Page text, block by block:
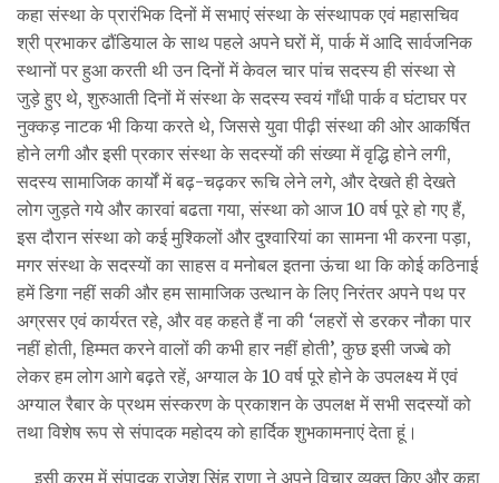
कहा संस्था के प्रारंभिक दिनों में सभाएं संस्था के संस्थापक एवं महासचिव
श्री प्रभाकर ढौंडियाल के साथ पहले अपने घरों में, पार्क में आदि सार्वजनिक
स्थानों पर हुआ करती थी उन दिनों में केवल चार पांच सदस्य ही संस्था से
जुड़े हुए थे, शुरुआती दिनों में संस्था के सदस्य स्वयं गाँधी पार्क व घंटाघर पर
नुक्कड़ नाटक भी किया करते थे, जिससे युवा पीढ़ी संस्था की ओर आकर्षित
होने लगी और इसी प्रकार संस्था के सदस्यों की संख्या में वृद्धि होने लगी,
सदस्य सामाजिक कार्यों में बढ़-चढ़कर रूचि लेने लगे, और देखते ही देखते
लोग जुड़ते गये और कारवां बढता गया, संस्था को आज 10 वर्ष पूरे हो गए हैं,
इस दौरान संस्था को कई मुश्किलों और दुश्वारियां का सामना भी करना पड़ा,
मगर संस्था के सदस्यों का साहस व मनोबल इतना ऊंचा था कि कोई कठिनाई
हमें डिगा नहीं सकी और हम सामाजिक उत्थान के लिए निरंतर अपने पथ पर
अग्रसर एवं कार्यरत रहे, और वह कहते हैं ना की ‘लहरों से डरकर नौका पार
नहीं होती, हिम्मत करने वालों की कभी हार नहीं होती’, कुछ इसी जज्बे को
लेकर हम लोग आगे बढ़ते रहें, अग्याल के 10 वर्ष पूरे होने के उपलक्ष्य में एवं
अग्याल रैबार के प्रथम संस्करण के प्रकाशन के उपलक्ष में सभी सदस्यों को
तथा विशेष रूप से संपादक महोदय को हार्दिक शुभकामनाएं देता हूं।
इसी क्रम में संपादक राजेश सिंह राणा ने अपने विचार व्यक्त किए और कहा